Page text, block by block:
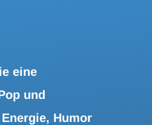
Artikel
eine
und
Humor